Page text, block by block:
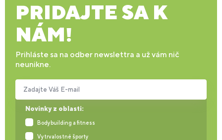
PRIDAJTE SA K
NÁM!
Prihláste sa na odber newslettra a už vám nič
neunikne.
Novinky z oblasti:
Bodybuilding a fitness
Vytrvalostné športy
Zadajte Váš E-mail